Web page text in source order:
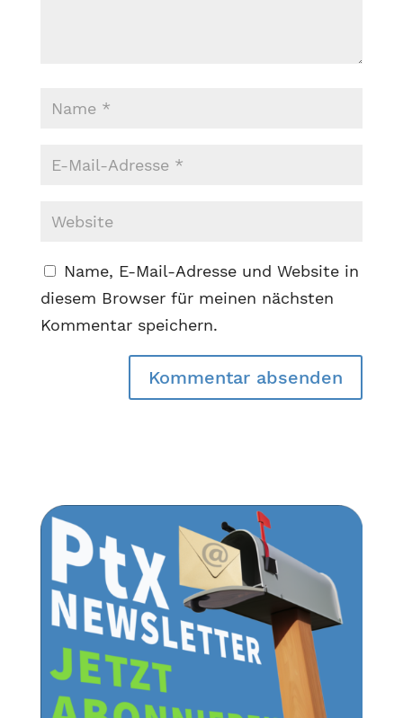
Name, E-Mail-Adresse und Website in
diesem Browser für meinen nächsten
Kommentar speichern.